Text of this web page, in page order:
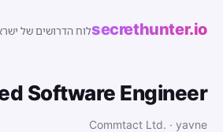
secrethunter.ioלוח הדרושים של
Software Engineer
Commtact Ltd. · yavne